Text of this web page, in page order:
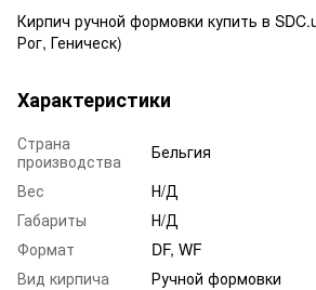
Кирпич ручной формовки купить в
Рог, Геническ)
Характеристики
Страна
производства
Бельгия
Вес
Н/Д
Габариты
Н/Д
Формат
DF, WF
Вид кирпича
Ручной формовки